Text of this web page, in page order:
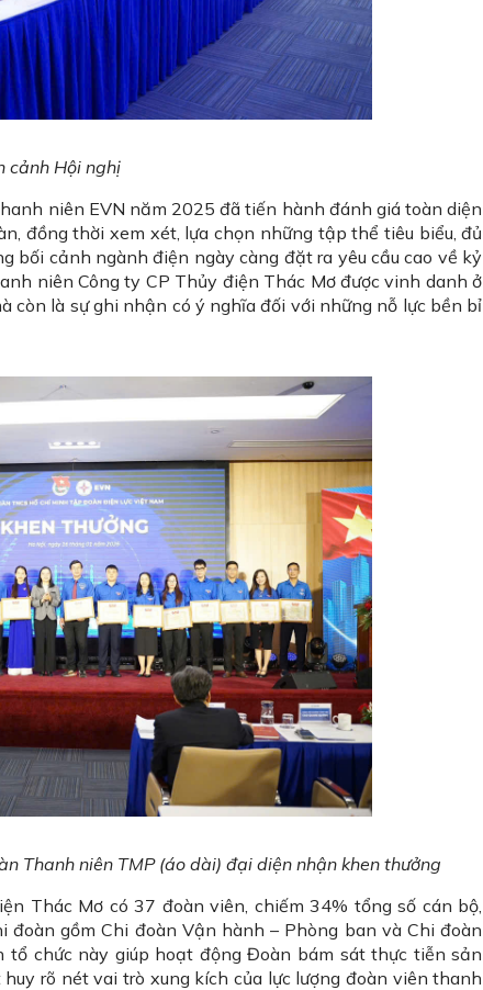
cảnh Hội nghị
niên EVN năm 2025 đã tiến hành đánh giá toàn diện
đồng thời xem xét, lựa chọn những tập thể tiêu biểu, đủ
bối cảnh ngành điện ngày càng đặt ra yêu cầu cao về kỷ
niên Công ty CP Thủy điện Thác Mơ được vinh danh ở
còn là sự ghi nhận có ý nghĩa đối với những nỗ lực bền bỉ
Thanh niên TMP (áo dài) đại diện nhận khen thưởng
Thác Mơ có 37 đoàn viên, chiếm 34% tổng số cán bộ,
gồm Chi đoàn Vận hành – Phòng ban và Chi đoàn
tổ chức này giúp hoạt động Đoàn bám sát thực tiễn sản
rõ nét vai trò xung kích của lực lượng đoàn viên thanh